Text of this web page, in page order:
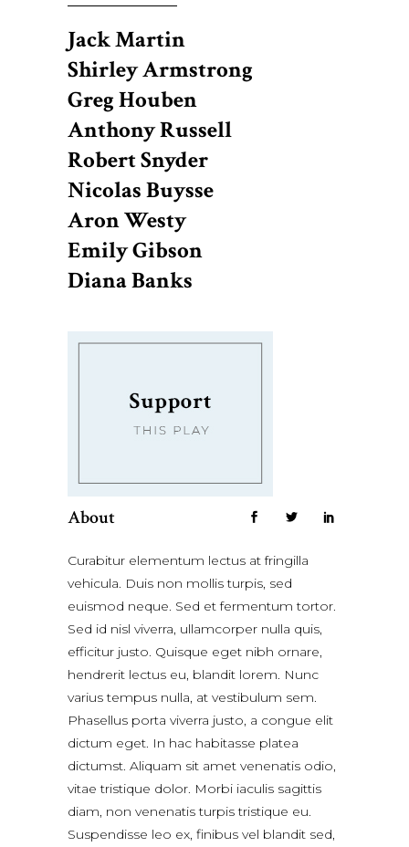
Jack Martin
Shirley Armstrong
Greg Houben
Anthony Russell
Robert Snyder
Nicolas Buysse
Aron Westy
Emily Gibson
Diana Banks
About
Curabitur elementum lectus at fringilla
vehicula. Duis non mollis turpis, sed
euismod neque. Sed et fermentum tortor.
Sed id nisl viverra, ullamcorper nulla quis,
efficitur justo. Quisque eget nibh ornare,
hendrerit lectus eu, blandit lorem. Nunc
varius tempus nulla, at vestibulum sem.
Phasellus porta viverra justo, a congue elit
dictum eget. In hac habitasse platea
dictumst. Aliquam sit amet venenatis odio,
vitae tristique dolor. Morbi iaculis sagittis
diam, non venenatis turpis tristique eu.
Suspendisse leo ex, finibus vel blandit sed,